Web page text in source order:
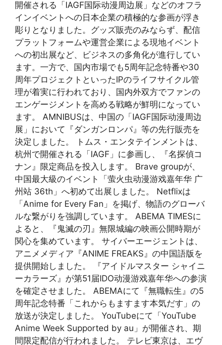
開催される「IAGF国际动漫周边展」などのオフラ
インイベントへの日本企業の積極的な参画が浮き
彫りとなりました。グッズ販売のみならず、配信
プラットフォームや運営企業による現地イベント
への初出展など、ビジネスの多角化が進行してい
ます。一方で、国内市場でも5周年記念特番や30
周年プロジェクトといったIPのライフサイクル管
理が着実に行われており、国内外双方でファンの
エンゲージメントを高める戦略が鮮明になってい
ます。 AMNIBUSは、中国の「IAGF国际动漫周边
展」において『ダンガンロンパ』等の先行販売を
決定しました。 トムス・エンタテインメントは、
杭州で開催される「IAGF」に参画し、『名探偵コ
ナン』限定商品を投入します。 Brave groupが、
中国最大級のイベント「萤火虫动漫游戏嘉年华 广
州站 36th」へ初めて出展しました。 Netflixは
「Anime for Every Fan」を掲げ、物語のグローバ
ルな繋がりを強調しています。 ABEMA TIMESに
よると、『鬼滅の刃』無限城編の映画公開時期が
関心を集めています。 サイバーエージェントは、
アニメメディア『ANIME FREAKS』の中国語版を
提供開始しました。 『アイドルマスター シャイニ
ーカラーズ』が第51届IDO动漫游戏嘉年华への参演
を確定させました。 ABEMAにて『無職転生』の5
周年記念特番「これからもますます本気だす」の
放送が決定しました。 YouTubeにて「YouTube
Anime Week Supported by au」が開催され、期
間限定配信が行われました。 テレビ東京は、エヴ